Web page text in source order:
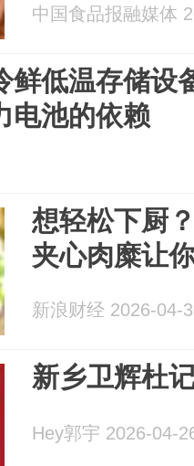
中国食品报融媒体
鲜低温存储设
电池的依赖
想轻松下厨
夹心肉糜让
新浪财经 2026-04-
新乡卫辉杜
Hey郭宇 2026-04-